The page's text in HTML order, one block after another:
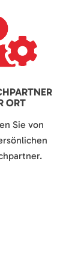
ORT
Sie von